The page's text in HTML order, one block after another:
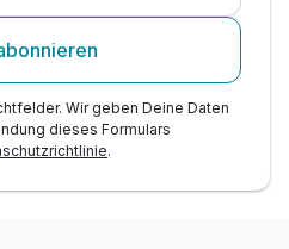
Wir geben Deine Daten
dieses Formulars
.